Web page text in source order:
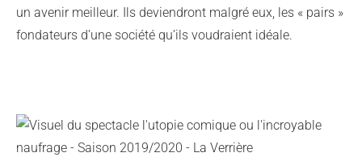
un avenir meilleur. Ils deviendront malgré eux, les « pairs »
fondateurs d’une société qu’ils voudraient idéale.